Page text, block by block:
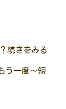
続きをみる
う一度～短